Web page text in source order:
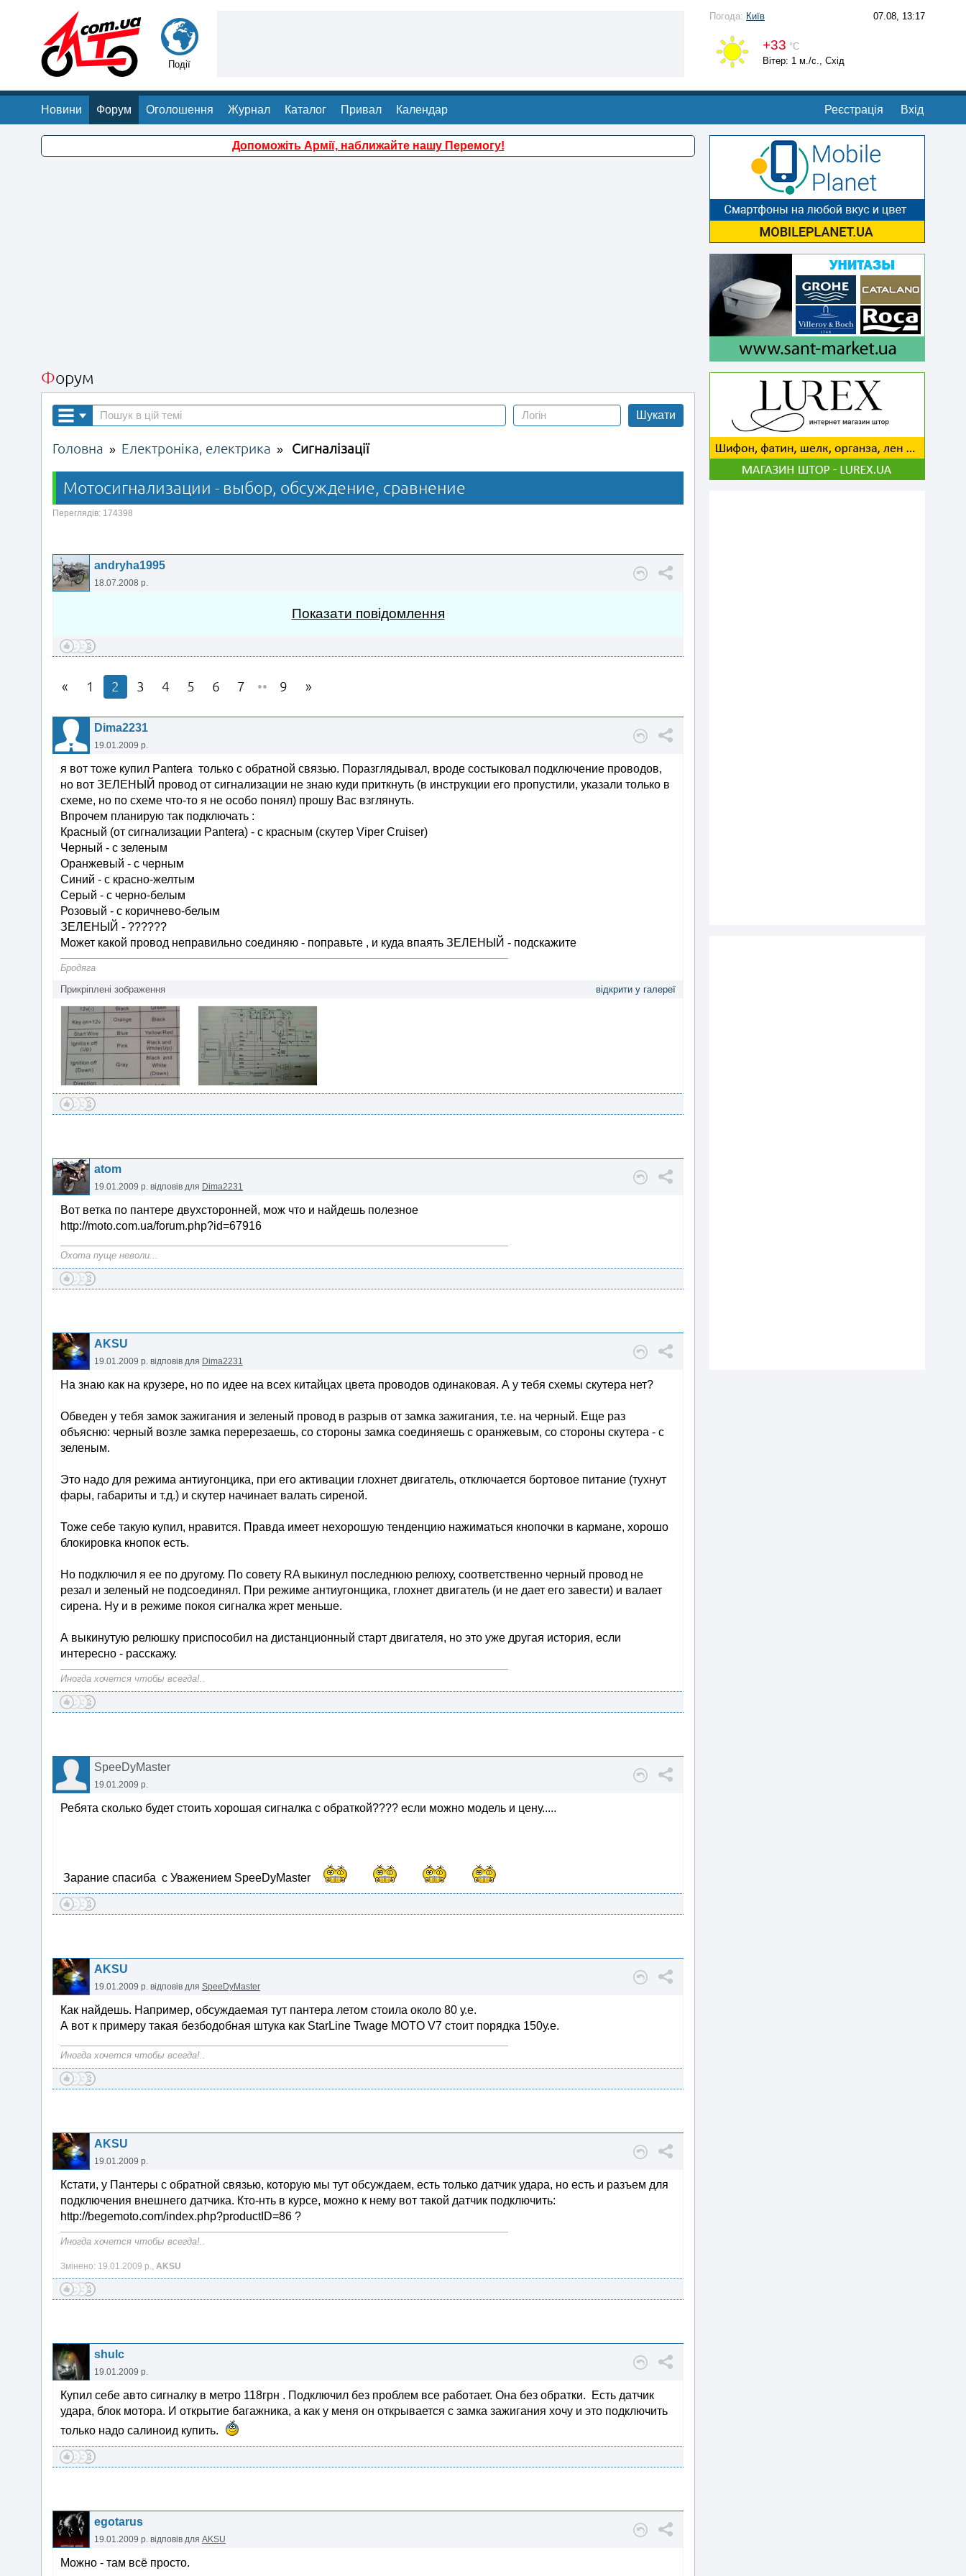
Події
Погода: Київ 07.08, 13:17
+33 °С
Вітер: 1 м./с., Схід
Новини Форум Оголошення Журнал Каталог Привал Календар Реєстрація Вхід
Допоможіть Армії, наближайте нашу Перемогу!
Форум
Шукати
Головна » Електроніка, електрика » Сигналізації
Мотосигнализации - выбор, обсуждение, сравнение
Переглядів: 174398
andryha1995
18.07.2008 р.
Показати повідомлення
1 2 3 4 5 6 7 •• 9
Dima2231
19.01.2009 р.
я вот тоже купил Pantera только с обратной связью. Поразглядывал, вроде состыковал подключение проводов,
но вот ЗЕЛЕНЫЙ провод от сигнализации не знаю куди приткнуть (в инструкции его пропустили, указали только в
схеме, но по схеме что-то я не особо понял) прошу Вас взглянуть.
Впрочем планирую так подключать :
Красный (от сигнализации Pantera) - с красным (скутер Viper Cruiser)
Черный - с зеленым
Оранжевый - с черным
Синий - с красно-желтым
Серый - с черно-белым
Розовый - с коричнево-белым
ЗЕЛЕНЫЙ - ??????
Может какой провод неправильно соединяю - поправьте , и куда впаять ЗЕЛЕНЫЙ - подскажите
Бродяга
Прикріплені зображення
відкрити у галереї
atom
19.01.2009 р. відповів для Dima2231
Вот ветка по пантере двухсторонней, мож что и найдешь полезное
http://moto.com.ua/forum.php?id=67916
Охота пуще неволи...
AKSU
19.01.2009 р. відповів для Dima2231
На знаю как на крузере, но по идее на всех китайцах цвета проводов одинаковая. А у тебя схемы скутера нет?
Обведен у тебя замок зажигания и зеленый провод в разрыв от замка зажигания, т.е. на черный. Еще раз
объясню: черный возле замка перерезаешь, со стороны замка соединяешь с оранжевым, со стороны скутера - с
зеленым.
Это надо для режима антиугонцика, при его активации глохнет двигатель, отключается бортовое питание (тухнут
фары, габариты и т.д.) и скутер начинает валать сиреной.
Тоже себе такую купил, нравится. Правда имеет нехорошую тенденцию нажиматься кнопочки в кармане, хорошо
блокировка кнопок есть.
Но подключил я ее по другому. По совету RA выкинул последнюю релюху, соответственно черный провод не
резал и зеленый не подсоединял. При режиме антиугонщика, глохнет двигатель (и не дает его завести) и валает
сирена. Ну и в режиме покоя сигналка жрет меньше.
А выкинутую релюшку приспособил на дистанционный старт двигателя, но это уже другая история, если
интересно - расскажу.
Иногда хочется чтобы всегда!..
SpeeDyMaster
19.01.2009 р.
Ребята сколько будет стоить хорошая сигналка с обраткой???? если можно модель и цену.....
Зарание спасиба с Уважением SpeeDyMaster
AKSU
19.01.2009 р. відповів для SpeeDyMaster
Как найдешь. Например, обсуждаемая тут пантера летом стоила около 80 у.е.
А вот к примеру такая безбодобная штука как StarLine Twage MOTO V7 стоит порядка 150у.е.
Иногда хочется чтобы всегда!..
AKSU
19.01.2009 р.
Кстати, у Пантеры с обратной связью, которую мы тут обсуждаем, есть только датчик удара, но есть и разъем для
подключения внешнего датчика. Кто-нть в курсе, можно к нему вот такой датчик подключить:
http://begemoto.com/index.php?productID=86 ?
Иногда хочется чтобы всегда!..
Змінено: 19.01.2009 р., AKSU
shulc
19.01.2009 р.
Купил себе авто сигналку в метро 118грн . Подключил без проблем все работает. Она без обратки. Есть датчик
удара, блок мотора. И открытие багажника, а как у меня он открывается с замка зажигания хочу и это подключить
только надо салиноид купить.
egotarus
19.01.2009 р. відповів для AKSU
Можно - там всё просто.